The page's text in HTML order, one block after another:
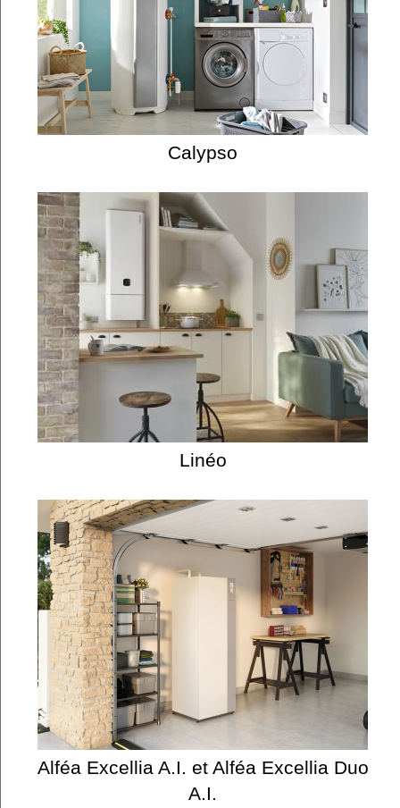
Calypso
Linéo
Alféa Excellia A.I. et Alféa Excellia Duo
A.I.